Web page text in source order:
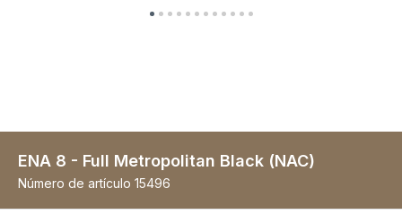
ENA 8 - Full Metropolitan Black (NAC)
Número de artículo 15496